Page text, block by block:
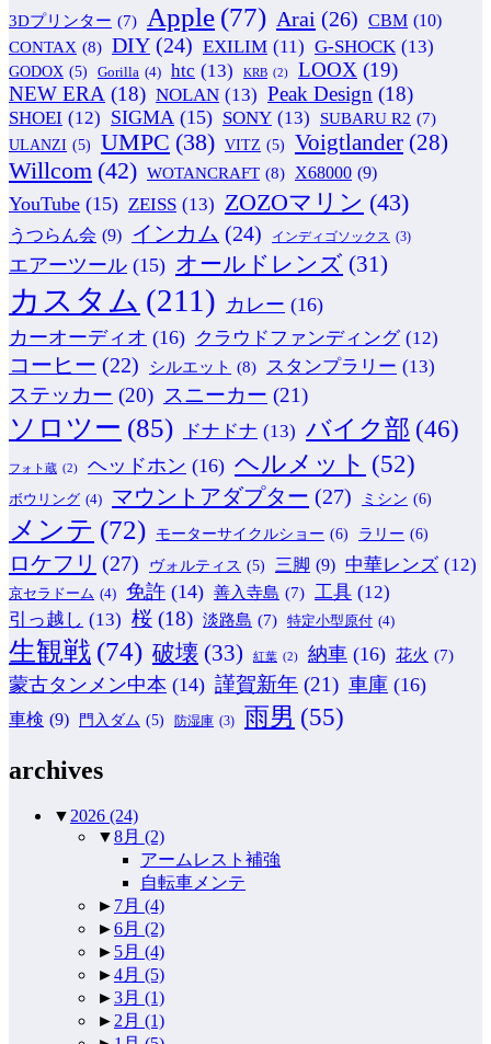
3Dプリンター (7) Apple (77) Arai (26) CBM (10)
CONTAX (8) DIY (24) EXILIM (11) G-SHOCK (13)
GODOX (5) Gorilla (4) htc (13) KRB (2) LOOX (19)
NEW ERA (18) NOLAN (13) Peak Design (18)
SHOEI (12) SIGMA (15) SONY (13) SUBARU R2 (7)
ULANZI (5) UMPC (38) VITZ (5) Voigtlander (28)
Willcom (42) WOTANCRAFT (8) X68000 (9)
YouTube (15) ZEISS (13) ZOZOマリン (43)
うつらん会 (9) インカム (24) インディゴソックス (3)
エアーツール (15) オールドレンズ (31)
カスタム (211) カレー (16)
カーオーディオ (16) クラウドファンディング (12)
コーヒー (22) シルエット (8) スタンプラリー (13)
ステッカー (20) スニーカー (21)
ソロツー (85) ドナドナ (13) バイク部 (46)
フォト蔵 (2) ヘッドホン (16) ヘルメット (52)
ボウリング (4) マウントアダプター (27) ミシン (6)
メンテ (72) モーターサイクルショー (6) ラリー (6)
ロケフリ (27) ヴォルティス (5) 三脚 (9) 中華レンズ (12)
京セラドーム (4) 免許 (14) 善入寺島 (7) 工具 (12)
引っ越し (13) 桜 (18) 淡路島 (7) 特定小型原付 (4)
生観戦 (74) 破壊 (33) 紅葉 (2) 納車 (16) 花火 (7)
蒙古タンメン中本 (14) 謹賀新年 (21) 車庫 (16)
車検 (9) 門入ダム (5) 防湿庫 (3) 雨男 (55)
archives
▼2026 (24)
▼8月 (2)
アームレスト補強
自転車メンテ
► 7月 (4)
►6月 (2)
► 5月 (4)
►4月 (5)
►3月 (1)
►2月 (1)